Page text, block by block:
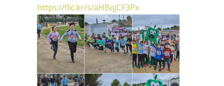
https://flic.kr/s/aHBqjCF3Px